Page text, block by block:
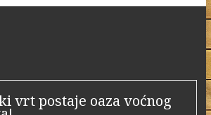
vrt postaje oaza voćnog